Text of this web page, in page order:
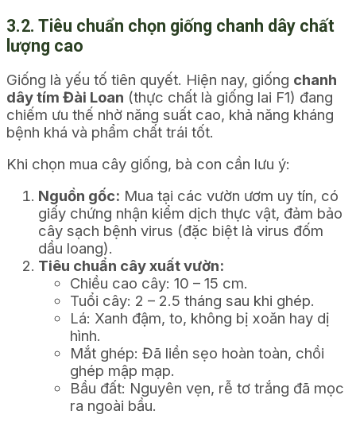
3.2. Tiêu chuẩn chọn giống chanh dây chất
lượng cao
Giống là yếu tố tiên quyết. Hiện nay, giống chanh
dây tím Đài Loan (thực chất là giống lai F1) đang
chiếm ưu thế nhờ năng suất cao, khả năng kháng
bệnh khá và phẩm chất trái tốt.
Khi chọn mua cây giống, bà con cần lưu ý:
Nguồn gốc: Mua tại các vườn ươm uy tín, có
giấy chứng nhận kiểm dịch thực vật, đảm bảo
cây sạch bệnh virus (đặc biệt là virus đốm
dầu loang).
Tiêu chuẩn cây xuất vườn:
Chiều cao cây: 10 – 15 cm.
Tuổi cây: 2 – 2.5 tháng sau khi ghép.
Lá: Xanh đậm, to, không bị xoăn hay dị
hình.
Mắt ghép: Đã liền sẹo hoàn toàn, chồi
ghép mập mạp.
Bầu đất: Nguyên vẹn, rễ tơ trắng đã mọc
ra ngoài bầu.